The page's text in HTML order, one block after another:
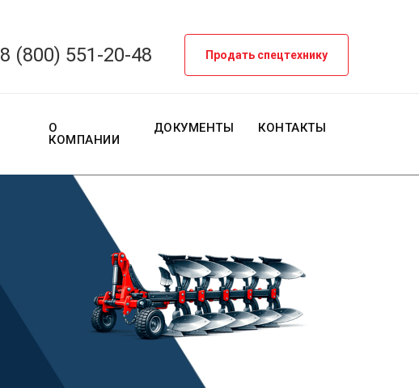
8 (800) 551-20-48 Продать спецтехнику
О
КОМПАНИИ
ДОКУМЕНТЫ КОНТАКТЫ